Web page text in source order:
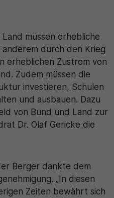
Land müssen erhebliche
durch den Krieg
erheblichen Zustrom von
Zudem müssen die
investieren, Schulen
und ausbauen. Dazu
von Bund und Land zur
Dr. Olaf Gericke die
Berger dankte dem
„In diesen
Zeiten bewährt sich